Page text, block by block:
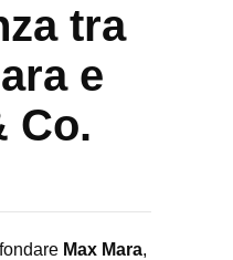
tra
e
Co.
Max Mara,